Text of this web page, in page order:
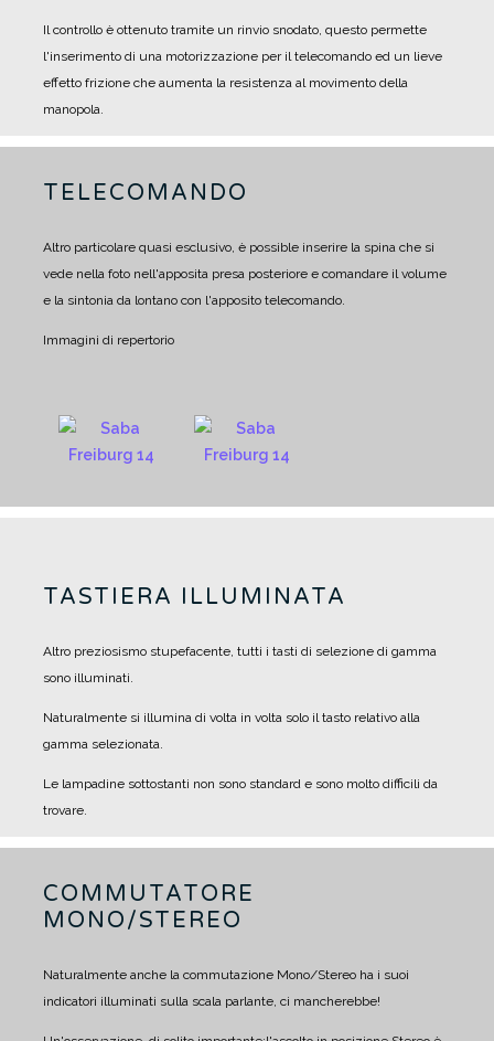
Il controllo è ottenuto tramite un rinvio snodato, questo permette
l'inserimento di una motorizzazione per il telecomando ed un lieve
effetto frizione che aumenta la resistenza al movimento della
manopola.
TELECOMANDO
Altro particolare quasi esclusivo, è possible inserire la spina che si
vede nella foto nell'apposita presa posteriore e comandare il volume
e la sintonia da lontano con l'apposito telecomando.
Immagini di repertorio
TASTIERA ILLUMINATA
Altro preziosismo stupefacente, tutti i tasti di selezione di gamma
sono illuminati.
Naturalmente si illumina di volta in volta solo il tasto relativo alla
gamma selezionata.
Le lampadine sottostanti non sono standard e sono molto difficili da
trovare.
COMMUTATORE
MONO/STEREO
Naturalmente anche la commutazione Mono/Stereo ha i suoi
indicatori illuminati sulla scala parlante, ci mancherebbe!